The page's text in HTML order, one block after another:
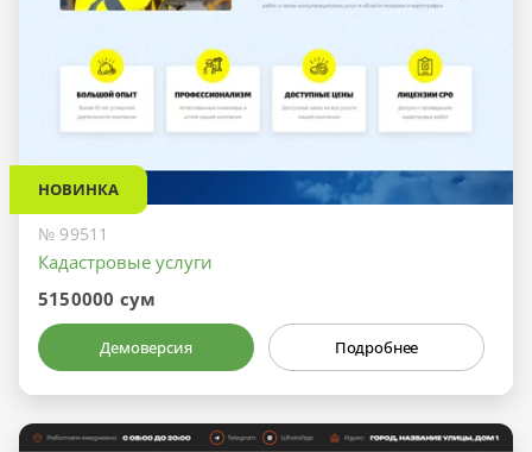
НОВИНКА
№ 99511
Кадастровые услуги
5150000 сум
Демоверсия Подробнее